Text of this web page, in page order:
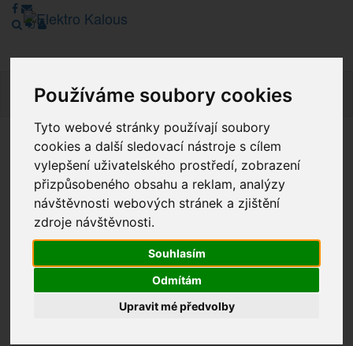
Používáme soubory cookies
Tyto webové stránky používají soubory
cookies a další sledovací nástroje s cílem
vylepšení uživatelského prostředí, zobrazení
přizpůsobeného obsahu a reklam, analýzy
návštěvnosti webových stránek a zjištění
zdroje návštěvnosti.
Souhlasím
Odmítám
Upravit mé předvolby
Vážení zákazníci, v tuto chvíli je Náš internetový obchod v
režimu Katalogu. Objednávky on-line nyní nelze vyřídit.
Děkujeme za pochopení.